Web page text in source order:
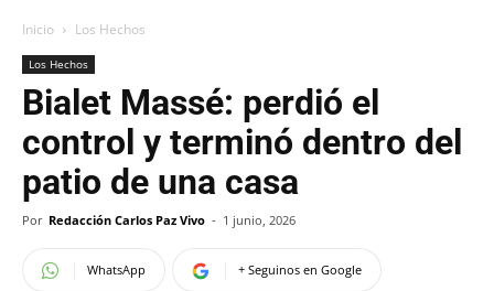
Inicio Los Hechos
Los Hechos
Bialet Massé: perdió el
control y terminó dentro del
patio de una casa
Por Redacción Carlos Paz Vivo - 1 junio, 2026
WhatsApp + Seguinos en Google